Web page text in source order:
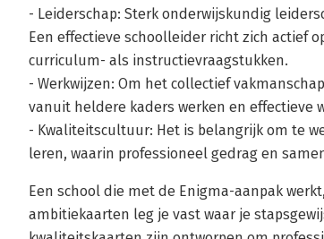
- Leiderschap: Sterk onderwijskundig
Een effectieve schoolleider richt zich actief
curriculum- als instructievraagstukken.
- Werkwijzen: Om het collectief
vanuit heldere kaders werken en effectieve
- Kwaliteitscultuur: Het is belangrijk om te
leren, waarin professioneel gedrag en
Een school die met de Enigma-aanpak
ambitiekaarten leg je vast waar je